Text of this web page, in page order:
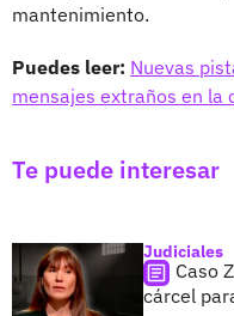
mantenimiento.
Puedes leer: Nuevas
mensajes extraños en la
Te puede interesar
Judiciales
Caso
cárcel